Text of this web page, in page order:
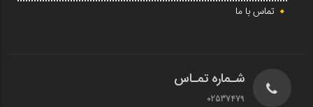
تماس با ما
شـماره تمـاس
02537479